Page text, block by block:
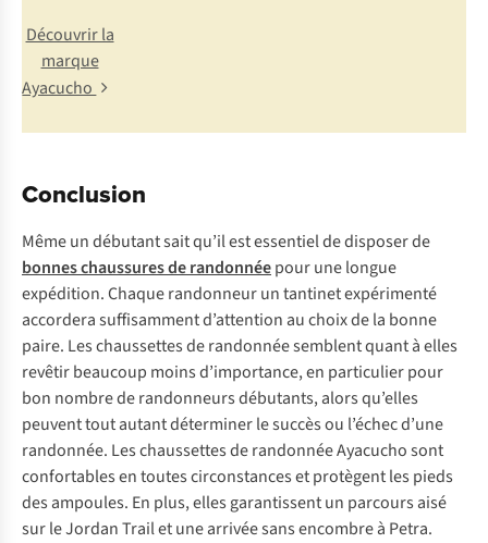
Découvrir la
marque
Ayacucho
Conclusion
Même un débutant sait qu’il est essentiel de disposer de
bonnes chaussures de randonnéepour une longue
expédition. Chaque randonneur un tantinet expérimenté
accordera suffisamment d’attention au choix de la bonne
paire. Les chaussettes de randonnée semblent quant à elles
revêtir beaucoup moins d’importance, en particulier pour
bon nombre de randonneurs débutants, alors qu’elles
peuvent tout autant déterminer le succès ou l’échec d’une
randonnée. Les chaussettes de randonnée Ayacucho sont
confortables en toutes circonstances et protègent les pieds
des ampoules. En plus, elles garantissent un parcours aisé
sur le Jordan Trail et une arrivée sans encombre à Petra.